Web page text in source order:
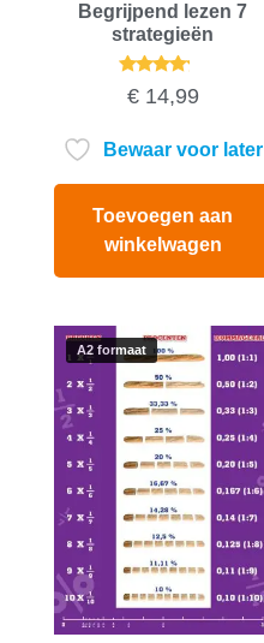
Begrijpend lezen 7
strategieën
Gewaardeerd
4.00
€14,99
Bewaar voor later
Toevoegen aan
winkelwagen
A2 formaat